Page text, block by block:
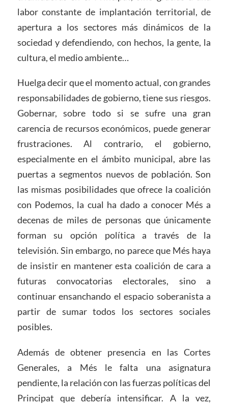
labor constante de implantación territorial, de
apertura a los sectores más dinámicos de la
sociedad y defendiendo, con hechos, la gente, la
cultura, el medio ambiente…
Huelga decir que el momento actual, con grandes
responsabilidades de gobierno, tiene sus riesgos.
Gobernar, sobre todo si se sufre una gran
carencia de recursos económicos, puede generar
frustraciones. Al contrario, el gobierno,
especialmente en el ámbito municipal, abre las
puertas a segmentos nuevos de población. Son
las mismas posibilidades que ofrece la coalición
con Podemos, la cual ha dado a conocer Més a
decenas de miles de personas que únicamente
forman su opción política a través de la
televisión. Sin embargo, no parece que Més haya
de insistir en mantener esta coalición de cara a
futuras convocatorias electorales, sino a
continuar ensanchando el espacio soberanista a
partir de sumar todos los sectores sociales
posibles.
Además de obtener presencia en las Cortes
Generales, a Més le falta una asignatura
pendiente, la relación con las fuerzas políticas del
Principat que debería intensificar. A la vez,